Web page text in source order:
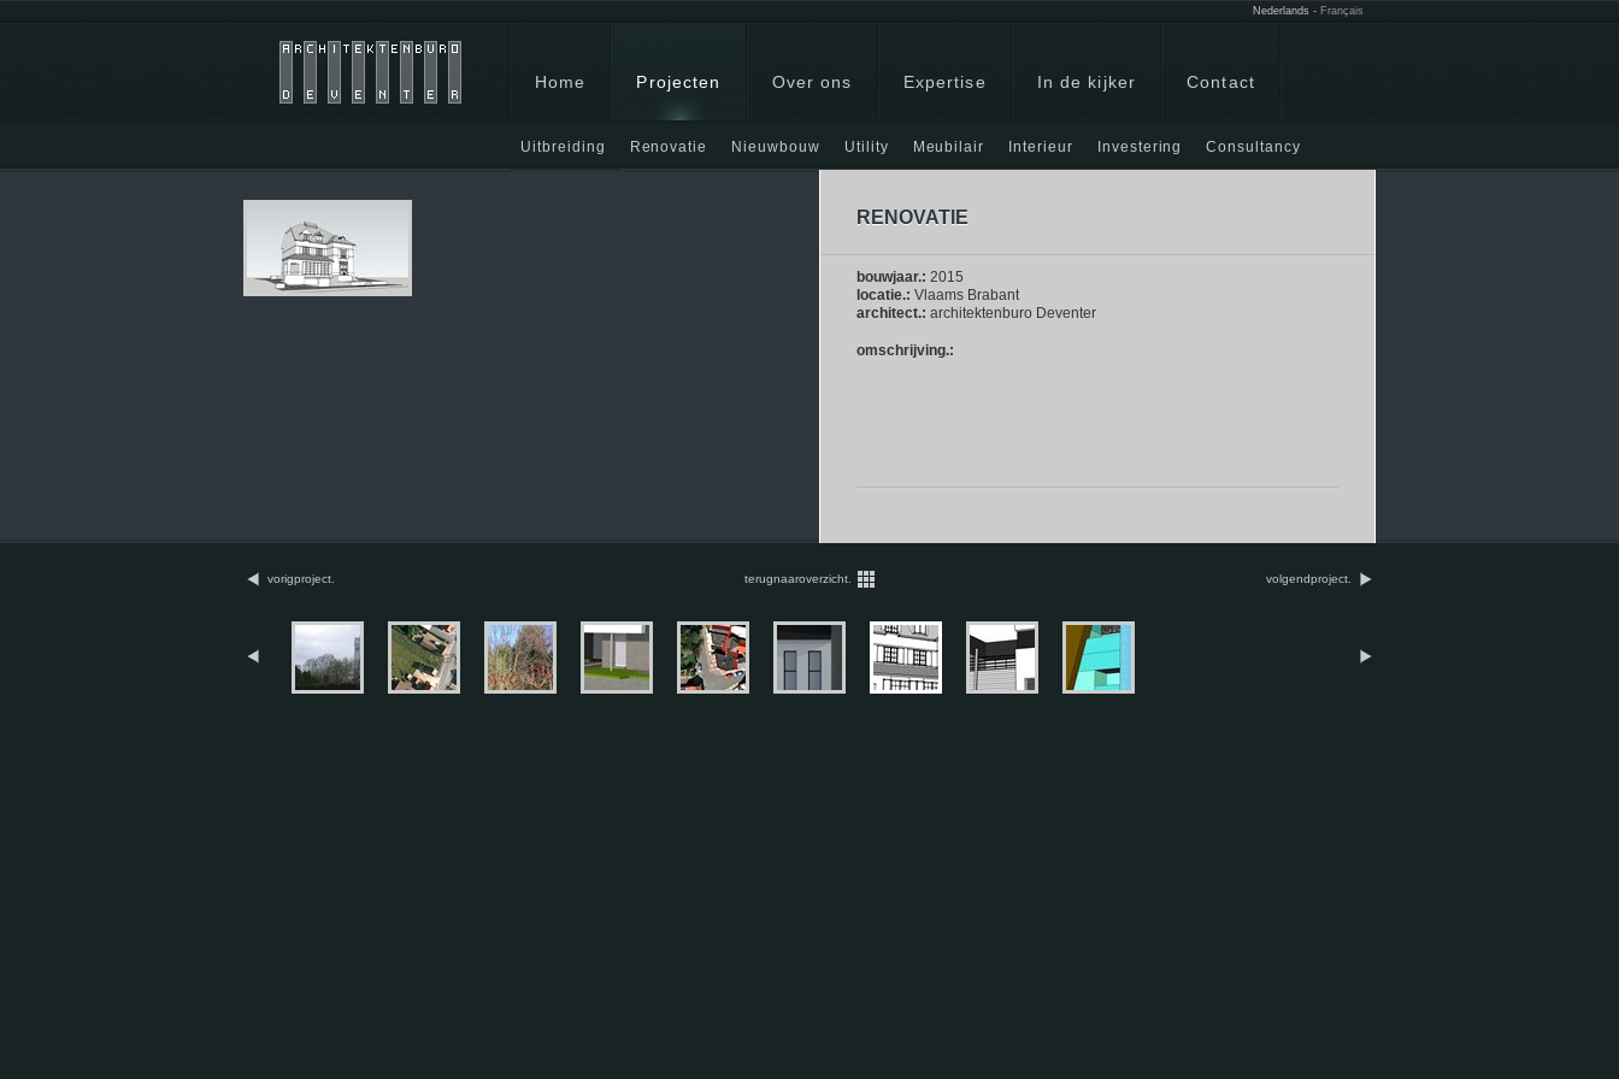
Nederlands - Français
Home Projecten Over ons Expertise In de kijker Contact
Uitbreiding Renovatie Nieuwbouw Utility Meubilair Interieur Investering Consultancy
RENOVATIE
bouwjaar.: 2015
locatie.: Vlaams Brabant
architect.: architektenburo Deventer
omschrijving.:
vorigproject. terugnaaroverzicht. volgendproject.